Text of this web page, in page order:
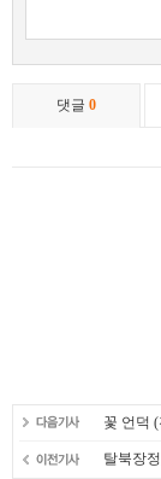
꽃 언덕
탈북장